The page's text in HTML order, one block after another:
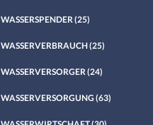
WASSERSPENDER (25)
WASSERVERBRAUCH(25)
WASSERVERSORGER (24)
WASSERVERSORGUNG (63)